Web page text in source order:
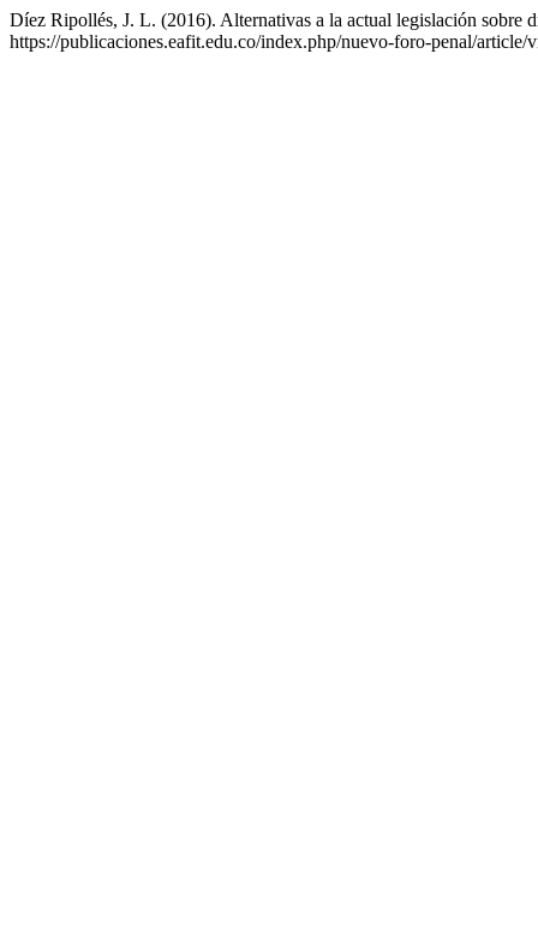
Díez Ripollés, J. L. (2016). Alternativas a la actual legislación sobre
https://publicaciones.eafit.edu.co/index.php/nuevo-foro-penal/article/